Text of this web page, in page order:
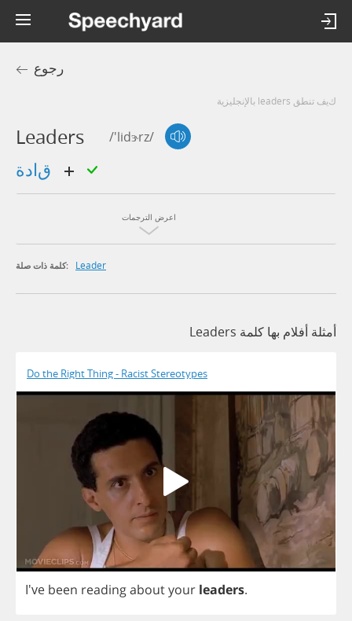
رجوع
كيف تنطق leaders بالإنجليزية
Leaders /'lidɝrz/
اعرض الترجمات
كلمة ذات صلة: Leader
أمثلة أفلام بها كلمة Leaders
Do the Right Thing - Racist Stereotypes
I've been readingaboutyour leaders.